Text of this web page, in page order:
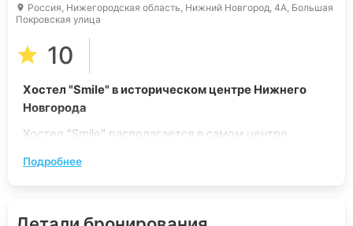
Россия, Нижегородская область, Нижний Новгород, 4А, Большая
Покровская улица
10
Хостел "Smile" в историческом центре Нижнего
Новгорода
Хостел "Smile" располагается в самом центре
его идеальным местом для знакомства с городом.
Всего в нескольких шагах находятся:
рестораны и кафе, где можно попробовать
Подробнее